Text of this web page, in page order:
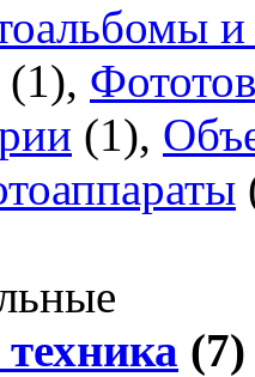
и
(1),
(1),
(7)